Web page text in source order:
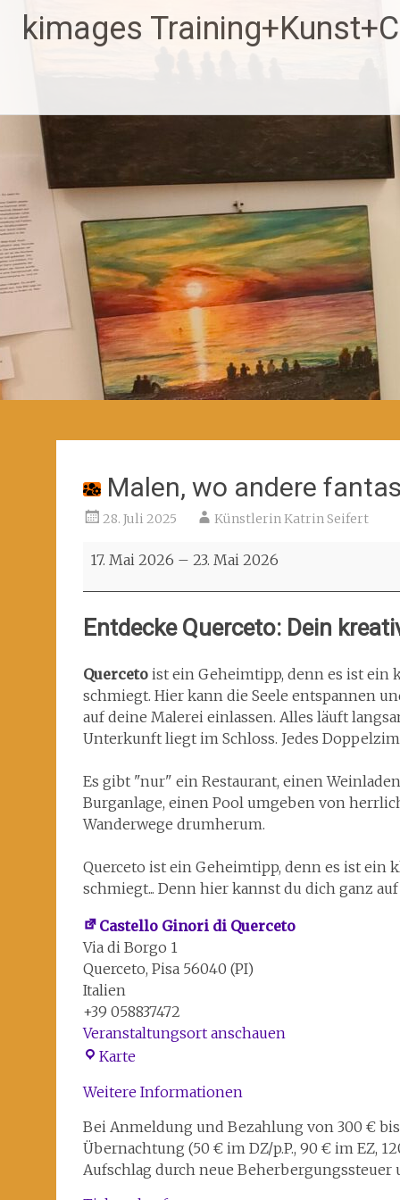
Zum
Inhaltkimages
Malen, wo andere
28. Juli 2025 Künstlerin Katrin Seifert
Malen,
andere
fantastischen
Urlaub
17. Mai 2026 – 23. Mai 2026
Entdecke Querceto: Dein
Querceto ist ein Geheimtipp, denn es ist ein
schmiegt. Hier kann die Seele entspannen
auf deine Malerei einlassen. Alles läuft
Unterkunft liegt im Schloss. Jedes
Es gibt "nur" ein Restaurant, einen
Burganlage, einen Pool umgeben von
Wanderwege drumherum.
Querceto ist ein Geheimtipp, denn es ist ein
schmiegt... Denn hier kannst du dich ganz
Castello Ginori di Querceto
Via di Borgo 1
Querceto, Pisa 56040 (PI)
Italien
+39 058837472
Veranstaltungsort anschauen
KarteCastello
di
Querceto
Weitere Informationen
Bei Anmeldung und Bezahlung von 300 € bis
Übernachtung (50 € im DZ/p.P., 90 € im EZ,
Aufschlag durch neue Beherbergungssteuer